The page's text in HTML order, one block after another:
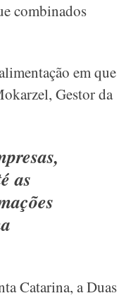
combinados
em que
Gestor da
as
Catarina, a Duas